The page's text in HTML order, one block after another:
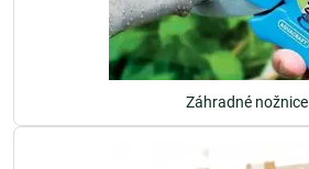
Záhradné nožnice